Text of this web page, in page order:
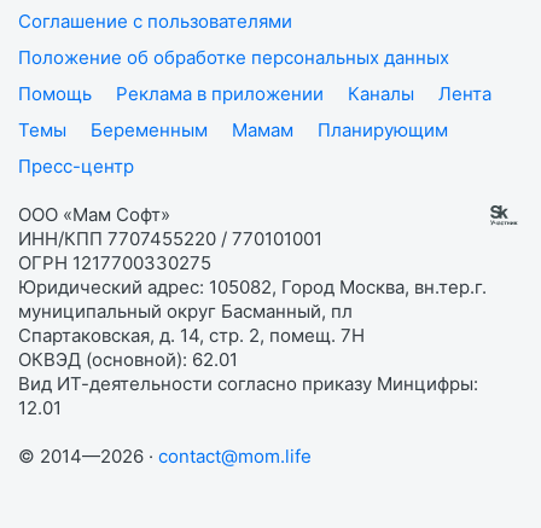
Соглашение с пользователями
Положение об обработке персональных данных
Помощь
Реклама в приложении Каналы
Лента
Темы
Беременным Мамам
Планирующим
Пресс-центр
ООО «Мам Софт»
ИНН/КПП 7707455220 / 770101001
ОГРН 1217700330275
Юридический адрес: 105082, Город Москва, вн.тер.г.
муниципальный округ Басманный, пл
Спартаковская, д. 14, стр. 2, помещ. 7Н
ОКВЭД (основной): 62.01
Вид ИТ-деятельности согласно приказу Минцифры:
12.01
© 2014—2026 · contact@mom.life